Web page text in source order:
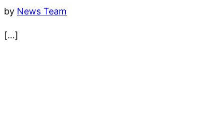
by News Team
[…]